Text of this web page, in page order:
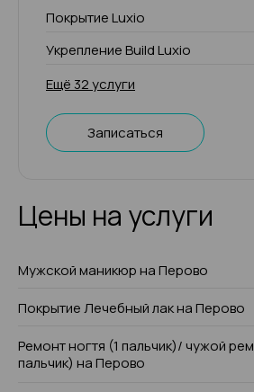
Покрытие Luxio
Укрепление Build Luxio
Ещё 32 услуги
Записаться
Цены на услуги
Мужской маникюр на Перово
Покрытие Лечебный лак на Перово
Ремонт ногтя (1 пальчик)/ чужой
пальчик) на Перово